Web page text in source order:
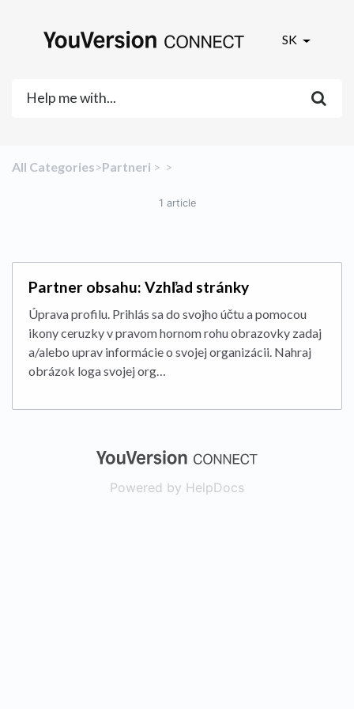
SK
All Categories​>​​Partneri ​ > ​ ​ > ​
1 article
Partner obsahu: Vzhľad stránky
Úprava profilu. Prihlás sa do svojho účtu a pomocou
ikony ceruzky v pravom hornom rohu obrazovky zadaj
a/alebo uprav informácie o svojej organizácii. Nahraj
obrázok loga svojej org…
(opens in a
Powered by HelpDocs